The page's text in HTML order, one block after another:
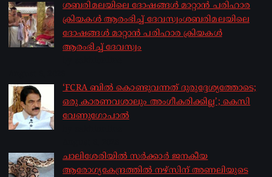
ശബരിമലയിലെ ദോഷങ്ങൾ മാറ്റാൻ പരിഹാര
ക്രിയകൾ ആരംഭിച്ച് ദേവസ്വംശബരിമലയിലെ
ദോഷങ്ങൾ മാറ്റാൻ പരിഹാര ക്രിയകൾ
ആരംഭിച്ച് ദേവസ്വം
‘FCRA ബിൽ കൊണ്ടുവന്നത് ദുരുദ്ദേശ്യത്തോടെ;
ഒരു കാരണവശാലും അം​ഗീകരിക്കില്ല’; കെസി
വേണു​ഗോപാൽ
ചാലിശേരിയില്‍ സര്‍ക്കാര്‍ ജനകീയ
ആരോഗ്യകേന്ദ്രത്തില്‍ നഴ്സിന് അണലിയുടെ